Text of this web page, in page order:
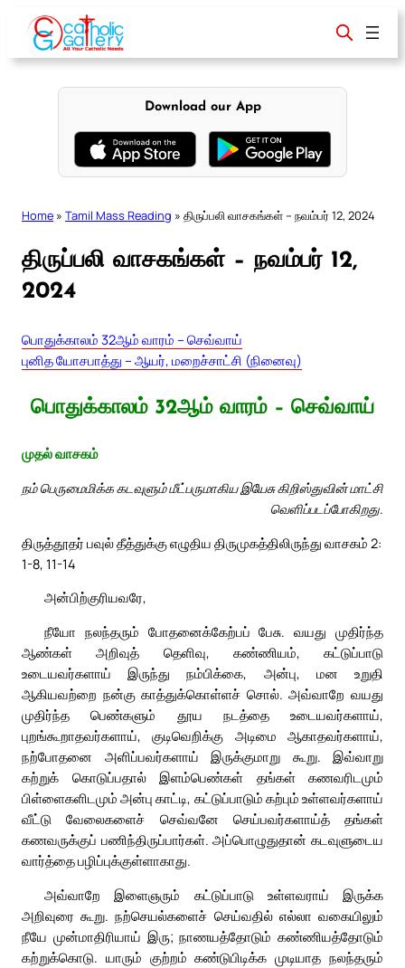
content
Download our App
Home » Tamil Mass Reading » திருப்பலி வாசகங்கள் – நவம்பர் 12, 2024
திருப்பலி வாசகங்கள் – நவம்பர் 12,
2024
பொதுக்காலம் 32ஆம் வாரம் – செவ்வாய்
புனித யோசபாத்து – ஆயர், மறைச்சாட்சி (நினைவு)
பொதுக்காலம் 32ஆம் வாரம் – செவ்வாய்
முதல் வாசகம்
நம் பெருமைமிக்க கடவுளும் மீட்பருமாகிய இயேசு கிறிஸ்துவின் மாட்சி
வெளிப்படப்போகிறது.
திருத்தூதர் பவுல் தீத்துக்கு எழுதிய திருமுகத்திலிருந்து வாசகம் 2:
1-8, 11-14
அன்பிற்குரியவரே,
நீயோ நலந்தரும் போதனைக்கேற்பப் பேசு. வயது முதிர்ந்த
ஆண்கள் அறிவுத் தெளிவு, கண்ணியம், கட்டுப்பாடு
உடையவர்களாய் இருந்து நம்பிக்கை, அன்பு, மன உறுதி
ஆகியவற்றை நன்கு காத்துக்கொள்ளச் சொல். அவ்வாறே வயது
முதிர்ந்த பெண்களும் தூய நடத்தை உடையவர்களாய்,
புறங்கூறாதவர்களாய், குடிவெறிக்கு அடிமை ஆகாதவர்களாய்,
நற்போதனை அளிப்பவர்களாய் இருக்குமாறு கூறு. இவ்வாறு
கற்றுக் கொடுப்பதால் இளம்பெண்கள் தங்கள் கணவரிடமும்
பிள்ளைகளிடமும் அன்பு காட்டி, கட்டுப்பாடும் கற்பும் உள்ளவர்களாய்
வீட்டு வேலைகளைச் செவ்வனே செய்பவர்களாய்த் தங்கள்
கணவருக்குப் பணிந்திருப்பார்கள். அப்பொழுதுதான் கடவுளுடைய
வார்த்தை பழிப்புக்குள்ளாகாது.
அவ்வாறே இளைஞரும் கட்டுப்பாடு உள்ளவராய் இருக்க
அறிவுரை கூறு. நற்செயல்களைச் செய்வதில் எல்லா வகையிலும்
நீயே முன்மாதிரியாய் இரு; நாணயத்தோடும் கண்ணியத்தோடும்
கற்றுக்கொடு. யாரும் குற்றம் கண்டுபிடிக்க முடியாத நலந்தரும்